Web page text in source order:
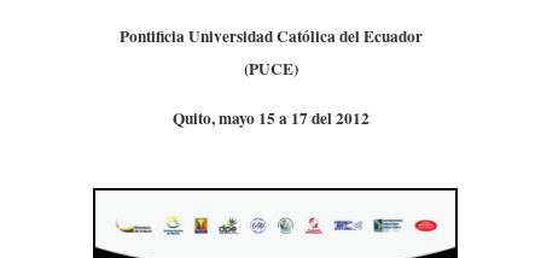
Pontificia Universidad Católica del Ecuador
(PUCE)
Quito, mayo 15 a 17 del 2012